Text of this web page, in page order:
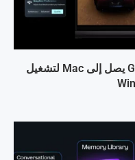
بعد هيمنته على أندرويد: GameHub يصل إلى Mac لتشغيل